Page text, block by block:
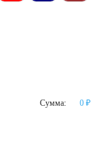
Сумма: 0 ₽